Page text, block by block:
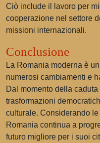
Ciò include il lavoro per
cooperazione nel settore
missioni internazionali.
Conclusione
La Romania moderna è
numerosi cambiamenti e
Dal momento della
trasformazioni
culturale. Considerando
Romania continua a
futuro migliore per i suoi